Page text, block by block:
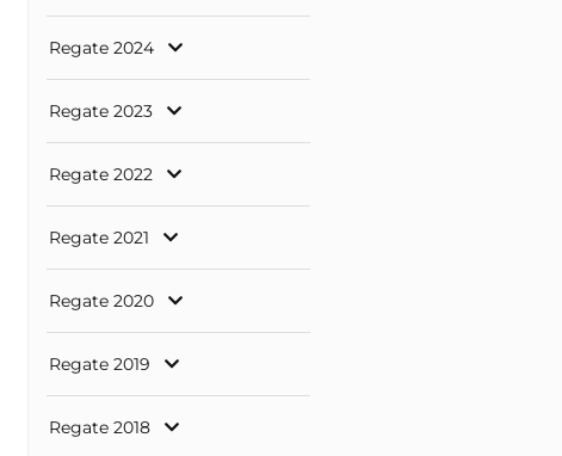
Regate 2024
Regate 2023
Regate 2022
Regate 2021
Regate 2020
Regate 2019
Regate 2018